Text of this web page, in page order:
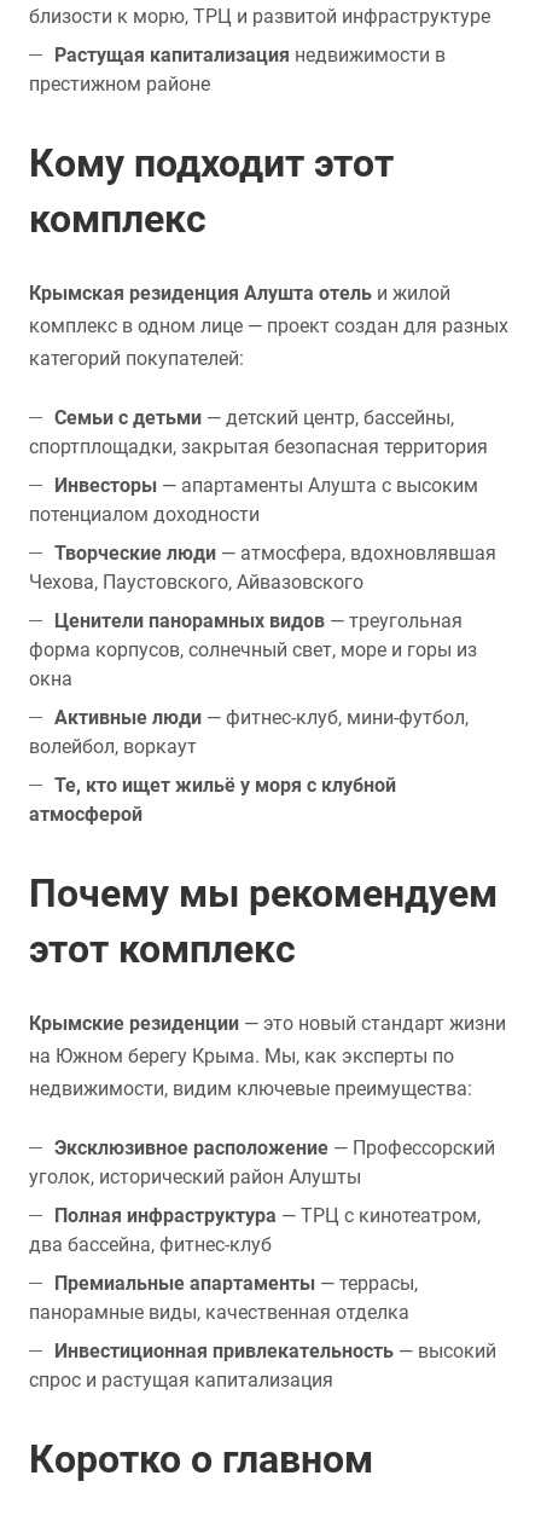
близости к морю, ТРЦ и развитой инфраструктуре
Растущая капитализация недвижимости в
престижном районе
Кому подходит этот
комплекс
Крымская резиденция Алушта отель и жилой
комплекс в одном лице — проект создан для разных
категорий покупателей:
Семьи с детьми — детский центр, бассейны,
спортплощадки, закрытая безопасная территория
Инвесторы — апартаменты Алушта с высоким
потенциалом доходности
Творческие люди — атмосфера, вдохновлявшая
Чехова, Паустовского, Айвазовского
Ценители панорамных видов — треугольная
форма корпусов, солнечный свет, море и горы из
окна
Активные люди — фитнес-клуб, мини-футбол,
волейбол, воркаут
Те, кто ищет жильё у моря с клубной
атмосферой
Почему мы рекомендуем
этот комплекс
Крымские резиденции — это новый стандарт жизни
на Южном берегу Крыма. Мы, как эксперты по
недвижимости, видим ключевые преимущества:
Эксклюзивное расположение — Профессорский
уголок, исторический район Алушты
Полная инфраструктура — ТРЦ с кинотеатром,
два бассейна, фитнес-клуб
Премиальные апартаменты — террасы,
панорамные виды, качественная отделка
Инвестиционная привлекательность — высокий
спрос и растущая капитализация
Коротко о главном